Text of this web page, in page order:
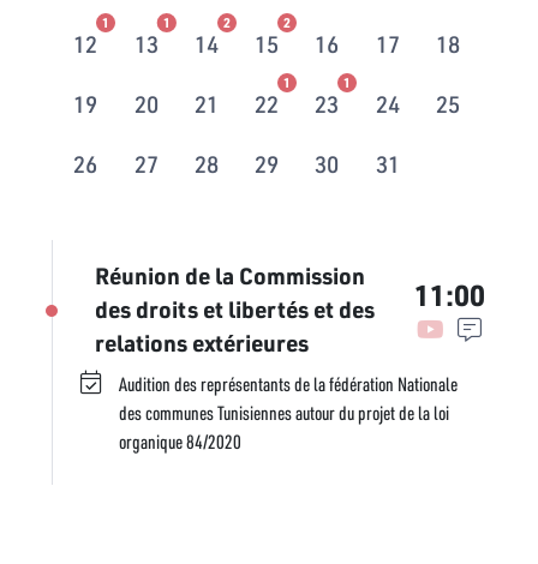
12
1
13
1
14
2
15
2
16 17 18
19 20 21 22
1
23
1
24 25
26 27 28 29 30 31
Réunion de la Commission
des droits et libertés et des
relations extérieures
11:00
Audition des représentants de la fédération Nationale
des communes Tunisiennes autour du projet de la loi
organique 84/2020